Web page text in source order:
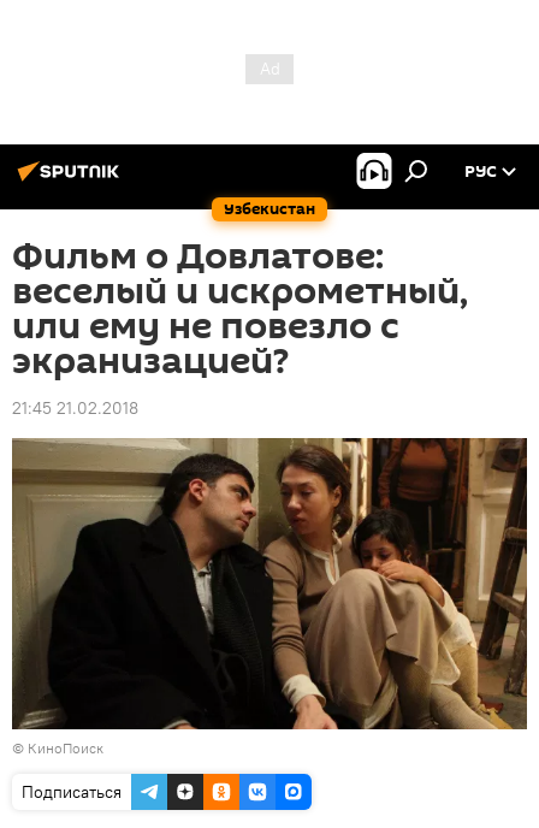
Узбекистан
РУС
Фильм о Довлатове:
веселый и искрометный,
или ему не повезло с
экранизацией?
21:45 21.02.2018
© КиноПоиск
Подписаться